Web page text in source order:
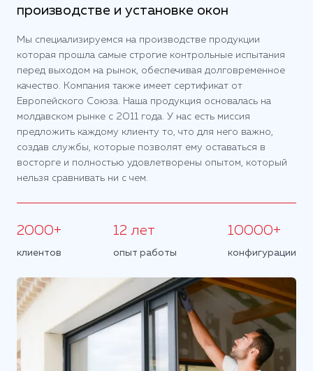
производстве и установке окон
Мы специализируемся на производстве продукции
которая прошла самые строгие контрольные испытания
перед выходом на рынок, обеспечивая долговременное
качество. Компания также имеет сертификат от
Европейского Союза. Наша продукция основалась на
молдавском рынке с 2011 года. У нас есть миссия
предложить каждому клиенту то, что для него важно,
создав службы, которые позволят ему оставаться в
восторге и полностью удовлетворены опытом, который
нельзя сравнивать ни с чем.
2000+
клиентов
12 лет
опыт работы
10000+
конфигурации